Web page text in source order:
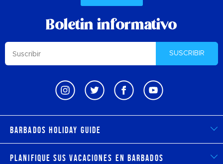
Boletin informativo
SUSCRIBIR
Barbados Holiday Guide
Planifique sus vacaciones en Barbados